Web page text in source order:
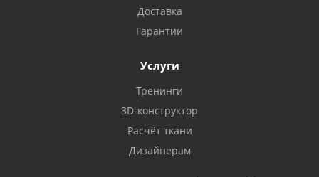
Доставка
Гарантии
Услуги
Тренинги
3D-конструктор
Расчёт ткани
Дизайнерам